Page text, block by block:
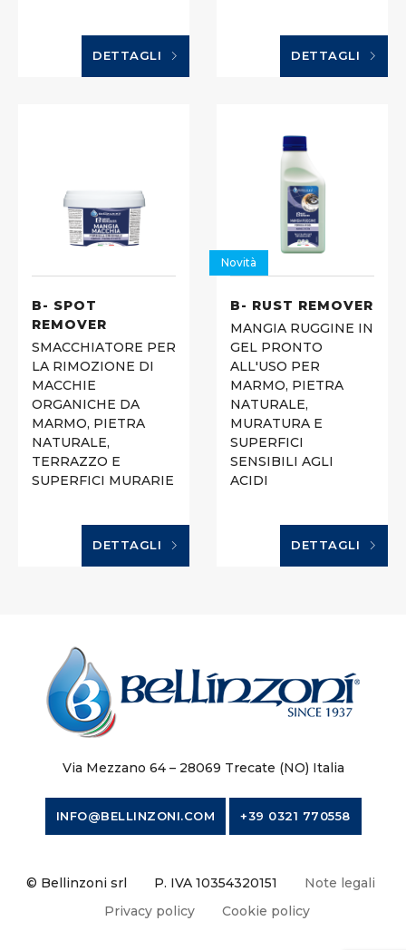
DETTAGLI DETTAGLI
B- SPOT
REMOVER
SMACCHIATORE PER
LA RIMOZIONE DI
MACCHIE
ORGANICHE DA
MARMO, PIETRA
NATURALE,
TERRAZZO E
SUPERFICI MURARIE
DETTAGLI
Novità
B- RUST REMOVER
MANGIA RUGGINE IN
GEL PRONTO
ALL'USO PER
MARMO, PIETRA
NATURALE,
MURATURA E
SUPERFICI
SENSIBILI AGLI
ACIDI
DETTAGLI
Via Mezzano 64 – 28069 Trecate (NO) Italia
INFO@BELLINZONI.COM +39 0321 770558
© Bellinzoni srl P. IVA 10354320151
Note legali
Privacy policy
Cookie policy